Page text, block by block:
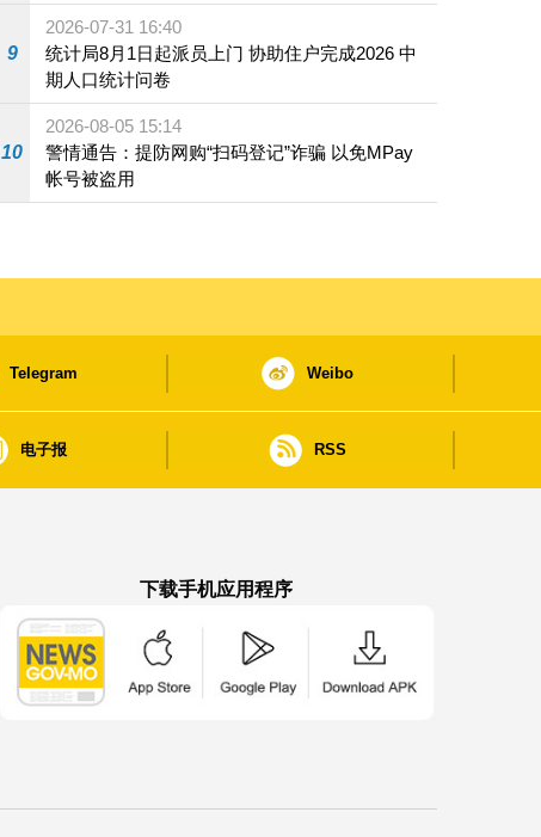
9
2026-07-31 16:40
统计局8月1日起派员上门 协助住户完成2026 中
期人口统计问卷
10
2026-08-05 15:14
警情通告：提防网购“扫码登记”诈骗 以免MPay
帐号被盗用
Telegram Weibo
电子报 RSS
下载手机应用程序